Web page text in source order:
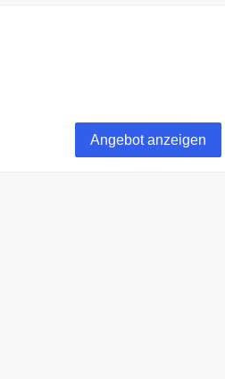
Angebot anzeigen